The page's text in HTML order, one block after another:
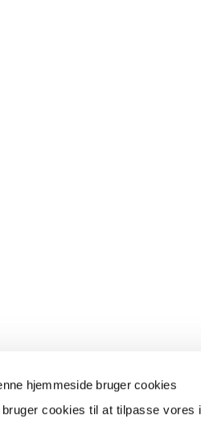
hjemmeside bruger cookies
cookies til at tilpasse vores